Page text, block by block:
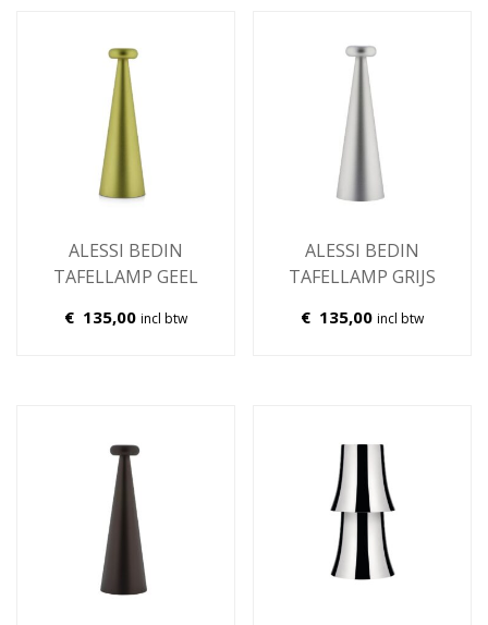
ALESSI BEDIN
TAFELLAMP GEEL
€ 135,00 incl btw
ALESSI BEDIN
TAFELLAMP GRIJS
€ 135,00 incl btw